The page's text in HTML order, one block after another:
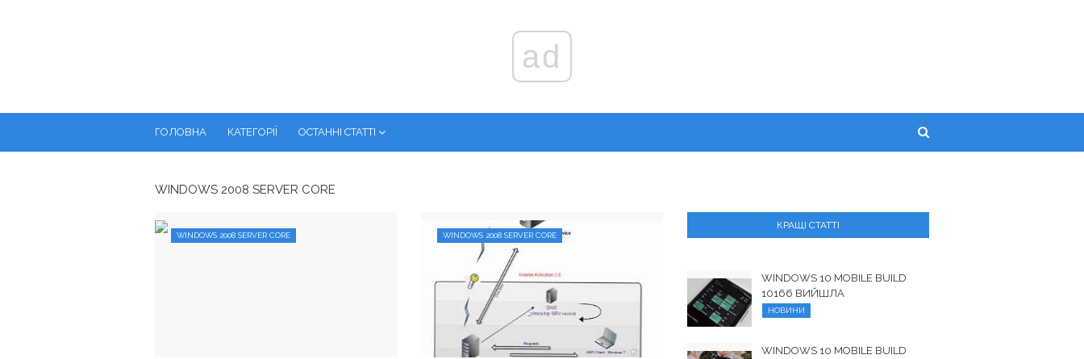
ad
ГОЛОВНА КАТЕГОРІЇ ОСТАННІ СТАТТІ
WINDOWS 2008 SERVER CORE
WINDOWS 2008 SERVER CORE WINDOWS 2008 SERVER CORE
КРАЩІ СТАТТІ
WINDOWS 10 MOBILE BUILD
10166 ВИЙШЛА
НОВИНИ
WINDOWS 10 MOBILE BUILD